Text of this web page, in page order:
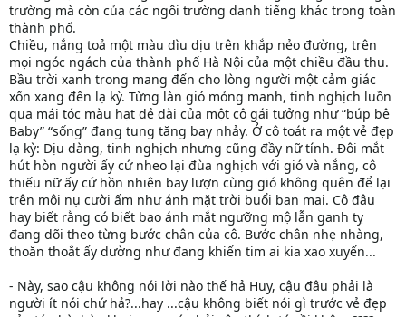
trường mà còn của các ngôi trường danh tiếng khác trong toàn
thành phố.
Chiều, nắng toả một màu dìu dịu trên khắp nẻo đường, trên
mọi ngóc ngách của thành phố Hà Nội của một chiều đầu thu.
Bầu trời xanh trong mang đến cho lòng người một cảm giác
xốn xang đến lạ kỳ. Từng làn gió mỏng manh, tinh nghịch luồn
qua mái tóc màu hạt dẻ dài của một cô gái tưởng như “búp bê
Baby” “sống” đang tung tăng bay nhảy. Ở cô toát ra một vẻ đẹp
lạ kỳ: Dịu dàng, tinh nghịch nhưng cũng đầy nữ tính. Đôi mắt
hút hòn người ấy cứ nheo lại đùa nghịch với gió và nắng, cô
thiếu nữ ấy cứ hồn nhiên bay lượn cùng gió không quên để lại
trên môi nụ cười ấm như ánh mặt trời buổi ban mai. Cô đâu
hay biết rằng có biết bao ánh mắt ngưỡng mộ lẫn ganh tỵ
đang dõi theo từng bước chân của cô. Bước chân nhẹ nhàng,
thoăn thoắt ấy dường như đang khiến tim ai kia xao xuyến...
- Này, sao cậu không nói lời nào thế hả Huy, cậu đâu phải là
người ít nói chứ hả?...hay ...cậu không biết nói gì trước vẻ đẹp